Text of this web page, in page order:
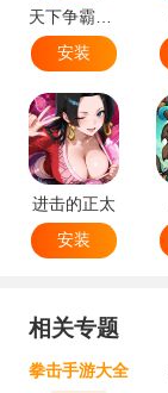
天下争霸三国志
安装
进击的正太
安装
相关专题
拳击手游大全